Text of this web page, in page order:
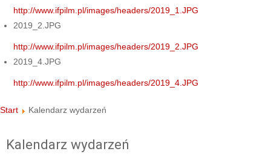
http://www.ifpilm.pl/images/headers/2019_1.JPG
2019_2.JPG
http://www.ifpilm.pl/images/headers/2019_2.JPG
2019_4.JPG
http://www.ifpilm.pl/images/headers/2019_4.JPG
Start Kalendarz wydarzeń
Kalendarz wydarzeń